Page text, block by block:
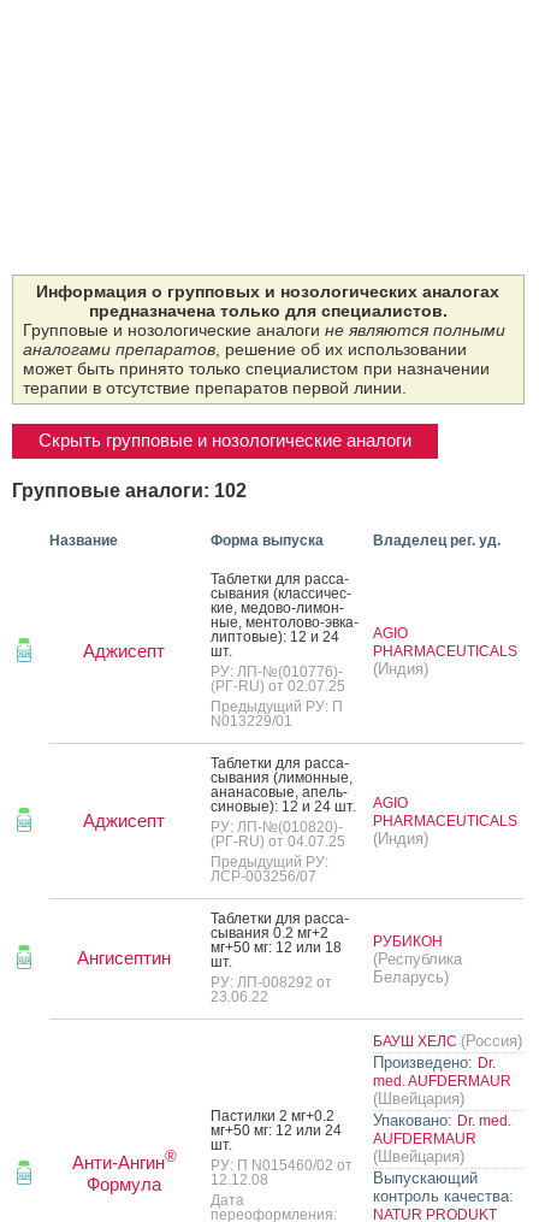
Информация о групповых и нозологических аналогах
предназначена только для специалистов.
Групповые и нозологические аналоги не являются полными
аналогами препаратов, решение об их использовании
может быть принято только специалистом при назначении
терапии в отсутствие препаратов первой линии.
Скрыть групповые и нозологические аналоги
Групповые аналоги: 102
Название Форма выпуска Владелец рег. уд.
Аджисепт
Таб­летки для рас­са­
сыва­ния (клас­си­чес­
кие, ме­дово-ли­мон­
ные, мен­то­лово-эв­ка­
лип­то­вые): 12 и 24
шт.
РУ: ЛП-№(010776)-
(РГ-RU) от 02.07.25
Предыдущий РУ: П
N013229/01
AGIO
PHARMACEUTICALS
(Индия)
Аджисепт
Таб­летки для рас­са­
сыва­ния (ли­мон­ные,
ана­насо­вые, апель­
си­новые): 12 и 24 шт.
РУ: ЛП-№(010820)-
(РГ-RU) от 04.07.25
Предыдущий РУ:
ЛСР-003256/07
AGIO
PHARMACEUTICALS
(Индия)
Ангисептин
Таб­летки для рас­са­
сыва­ния 0.2 мг+2
мг+50 мг: 12 или 18
шт.
РУ: ЛП-008292 от
23.06.22
РУБИКОН
(Республика
Беларусь)
Анти-Ангин®
Формула
Пас­тилки 2 мг+0.2
мг+50 мг: 12 или 24
шт.
РУ: П N015460/02 от
12.12.08
Дата
переоформления:
БАУШ ХЕЛС (Россия)
Произведено: Dr.
med. AUFDERMAUR
(Швейцария)
Упаковано: Dr. med.
AUFDERMAUR
(Швейцария)
Выпускающий
контроль качества:
NATUR PRODUKT